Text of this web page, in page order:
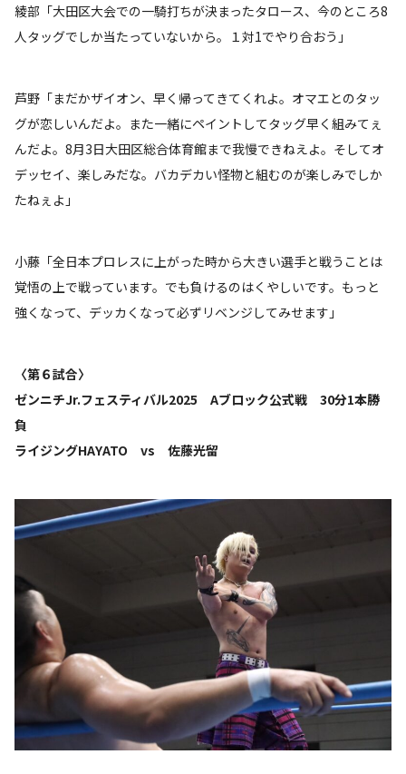
綾部「大田区大会での一騎打ちが決まったタロース、今のところ8
人タッグでしか当たっていないから。１対1でやり合おう」
芦野「まだかザイオン、早く帰ってきてくれよ。オマエとのタッ
グが恋しいんだよ。また一緒にペイントしてタッグ早く組みてぇ
んだよ。8月3日大田区総合体育館まで我慢できねえよ。そしてオ
デッセイ、楽しみだな。バカデカい怪物と組むのが楽しみでしか
たねぇよ」
小藤「全日本プロレスに上がった時から大きい選手と戦うことは
覚悟の上で戦っています。でも負けるのはくやしいです。もっと
強くなって、デッカくなって必ずリベンジしてみせます」
〈第６試合〉
ゼンニチJr.フェスティバル2025 Aブロック公式戦 30分1本勝
負
ライジングHAYATO vs 佐藤光留